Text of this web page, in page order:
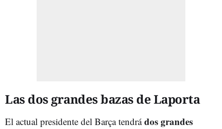
Las dos grandes bazas de Laporta
El actual presidente del Barça tendrádos grandes